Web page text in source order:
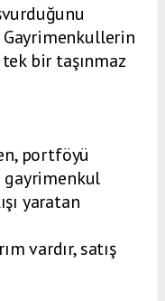
bir taşınmaz
portföyü
gayrimenkul
yaratan
vardır, satış